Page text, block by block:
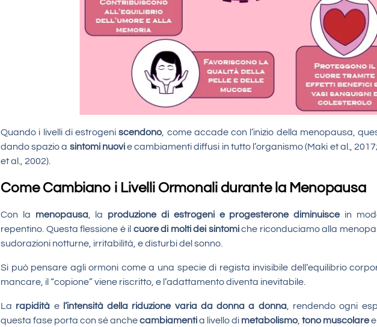
Quando i livelli di estrogeniscendono , come accade con l’inizio della menopausa,
dando spazio a sintomi nuovie cambiamenti diffusi in tutto l’organismo (Maki et al.,
et al., 2002).
Come Cambiano i Livelli Ormonali durante la Menopausa
Con la menopausa, la produzione di estrogeni e progesterone diminuiscein
repentino. Questa flessione è il cuore di molti dei sintomiche riconduciamo alla
sudorazioni notturne, irritabilità, e disturbi del sonno.
Si può pensare agli ormoni come a una specie di regista invisibile dell’equilibrio
mancare, il “copione” viene riscritto, e l’adattamento diventa inevitabile.
La rapidità e l’intensità della riduzione varia da donna a donna, rendendo ogni
questa fase porta con sé anchecambiamentia livello di metabolismo tono muscolaree